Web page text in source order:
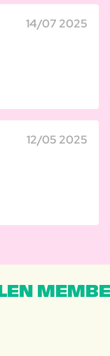
14/07 2025
12/05 2025